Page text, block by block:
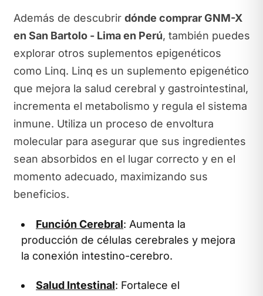
Además de descubrir dónde comprar GNM-X
en San Bartolo - Lima en Perú, también puedes
explorar otros suplementos epigenéticos
como Linq. Linq es un suplemento epigenético
que mejora la salud cerebral y gastrointestinal,
incrementa el metabolismo y regula el sistema
inmune. Utiliza un proceso de envoltura
molecular para asegurar que sus ingredientes
sean absorbidos en el lugar correcto y en el
momento adecuado, maximizando sus
beneficios.
Función Cerebral: Aumenta la
producción de células cerebrales y mejora
la conexión intestino-cerebro.
Salud Intestinal: Fortalece el